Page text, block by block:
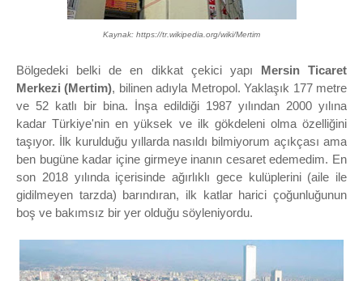
Kaynak: https://tr.wikipedia.org/wiki/Mertim
Bölgedeki belki de en dikkat çekici yapı Mersin Ticaret
Merkezi (Mertim), bilinen adıyla Metropol. Yaklaşık 177 metre
ve 52 katlı bir bina. İnşa edildiği 1987 yılından 2000 yılına
kadar Türkiye'nin en yüksek ve ilk gökdeleni olma özelliğini
taşıyor. İlk kurulduğu yıllarda nasıldı bilmiyorum açıkçası ama
ben bugüne kadar içine girmeye inanın cesaret edemedim. En
son 2018 yılında içerisinde ağırlıklı gece kulüplerini (aile ile
gidilmeyen tarzda) barındıran, ilk katlar harici çoğunluğunun
boş ve bakımsız bir yer olduğu söyleniyordu.